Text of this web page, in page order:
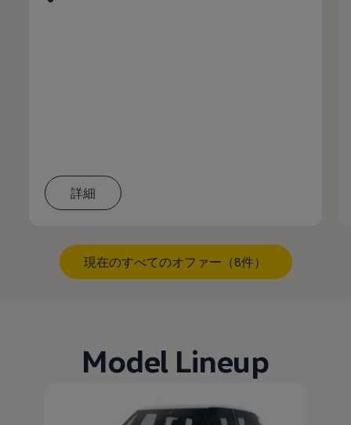
詳細
現在のすべてのオファー（8件）
Model Lineup